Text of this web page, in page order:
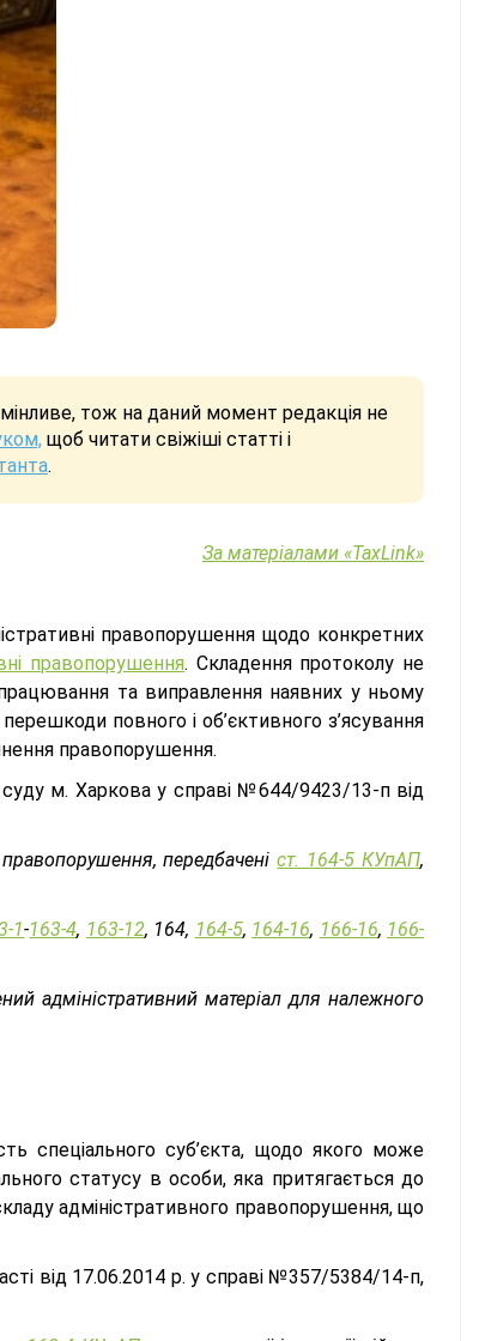
тож на даний момент редакція не
щоб читати свіжіші статті і
.
За матеріалами «TaxLink»
правопорушення щодо конкретних
правопорушення. Складення протоколу не
та виправлення наявних у ньому
повного і об’єктивного з’ясування
правопорушення.
м. Харкова у справі №644/9423/13-п від
передбаченіст. 164-5 КУпАП,
1-163-4, 163-12, 164, 164-5, 164-16, 166-16, 166-
адміністративний матеріал для належного
спеціального суб’єкта, щодо якого може
статусу в особи, яка притягається до
адміністративного правопорушення, що
від 17.06.2014 р. у справі №357/5384/14-п,